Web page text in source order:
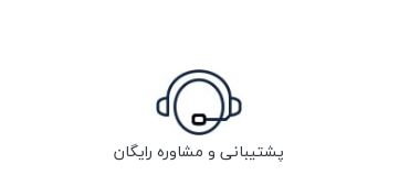
پشتیبانی و مشاوره رایگان